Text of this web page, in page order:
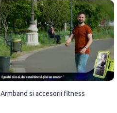
Armband si accesorii fitness